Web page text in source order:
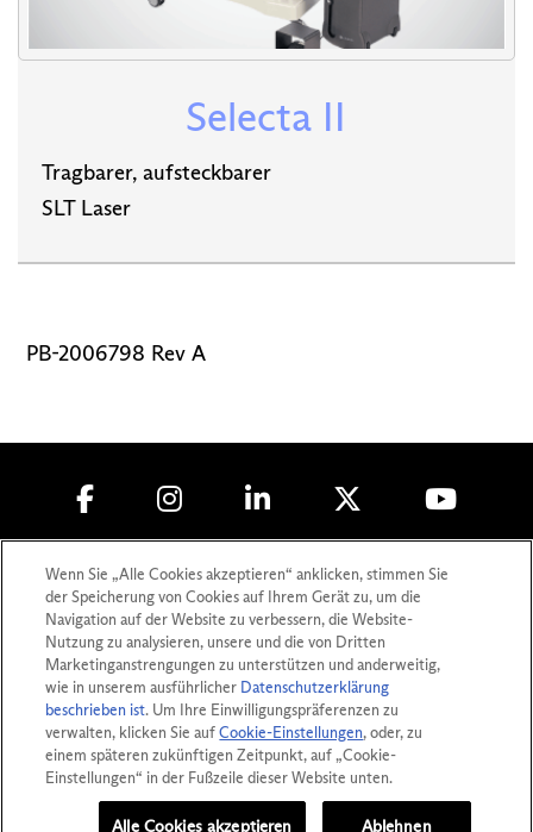
Selecta II
Tragbarer, aufsteckbarer
SLT Laser
PB-2006798 Rev A
Copyright © 2010-2026Lumenis (Germany)
GmbH. Alle Rechte vorbehalte
Datenschutz
Nutzungsbedingungen
Impressum
Sicherheitsinformationen
Patente
Wenn Sie „Alle Cookies akzeptieren“ anklicken, stimmen Sie
der Speicherung von Cookies auf Ihrem Gerät zu, um die
Navigation auf der Website zu verbessern, die Website-
Nutzung zu analysieren, unsere und die von Dritten
Marketinganstrengungen zu unterstützen und anderweitig,
wie in unserem ausführlicher Datenschutzerklärung
beschrieben ist. Um Ihre Einwilligungspräferenzen zu
verwalten, klicken Sie aufCookie-Einstellungen, oder, zu
einem späteren zukünftigen Zeitpunkt, auf „Cookie-
Einstellungen“ in der Fußzeile dieser Website unten.
Ablehnen
Alle Cookies akzeptieren